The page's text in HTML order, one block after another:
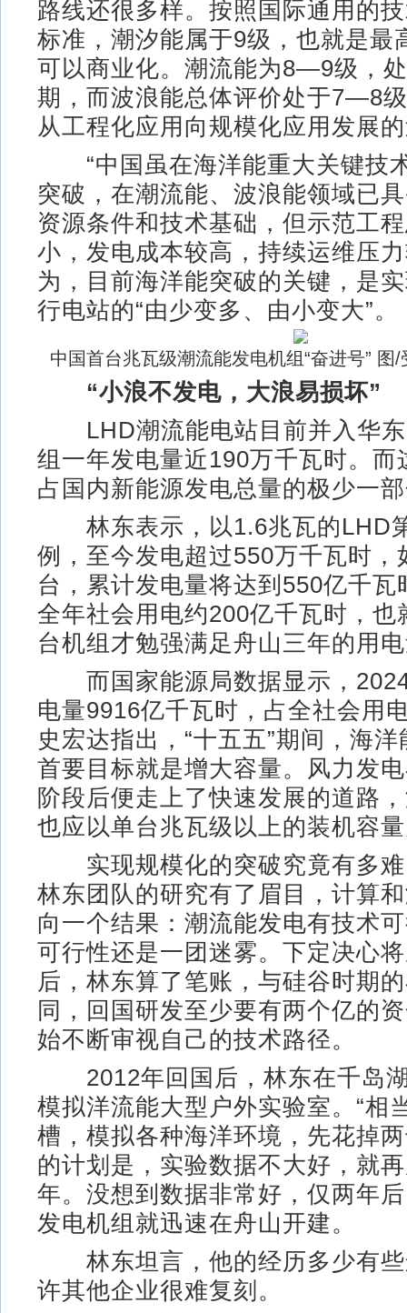
路线还很多样。按照国际通用的
标准，潮汐能属于9级，也就是最
可以商业化。潮流能为8—9级，
期，而波浪能总体评价处于7—8
从工程化应用向规模化应用发展
“中国虽在海洋能重大关键技
突破，在潮流能、波浪能领域已
资源条件和技术基础，但示范工
小，发电成本较高，持续运维压
为，目前海洋能突破的关键，是
行电站的“由少变多、由小变大”。
中国首台兆瓦级潮流能发电机组“奋进号” 图
“小浪不发电，大浪易损坏”
LHD潮流能电站目前并入华东
组一年发电量近190万千瓦时。而
占国内新能源发电总量的极少一
林东表示，以1.6兆瓦的LHD
例，至今发电超过550万千瓦时，
台，累计发电量将达到550亿千瓦
全年社会用电约200亿千瓦时，也
台机组才勉强满足舟山三年的用
而国家能源局数据显示，
电量9916亿千瓦时，占全社会用
史宏达指出，“十五五”期间，海
首要目标就是增大容量。风力发
阶段后便走上了快速发展的道路
也应以单台兆瓦级以上的装机容
实现规模化的突破究竟有多难
林东团队的研究有了眉目，计算
向一个结果：潮流能发电有技术
可行性还是一团迷雾。下定决心
后，林东算了笔账，与硅谷时期
同，回国研发至少要有两个亿的
始不断审视自己的技术路径。
2012年回国后，林东在千岛
模拟洋流能大型户外实验室。“相
槽，模拟各种海洋环境，先花掉
的计划是，实验数据不大好，就
年。没想到数据非常好，仅两年
发电机组就迅速在舟山开建。
林东坦言，他的经历多少有些
许其他企业很难复刻。